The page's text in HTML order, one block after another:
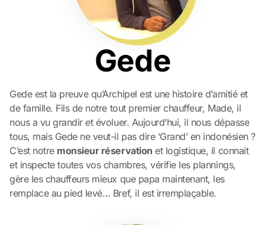
Gede
Gede est la preuve qu’Archipel est une histoire d’amitié et
de famille. Fils de notre tout premier chauffeur, Made, il
nous a vu grandir et évoluer. Aujourd’hui, il nous dépasse
tous, mais Gede ne veut-il pas dire ‘Grand’ en indonésien ?
C’est notre monsieur réservation et logistique, il connait
et inspecte toutes vos chambres, vérifie les plannings,
gère les chauffeurs mieux que papa maintenant, les
remplace au pied levé… Bref, il est irremplaçable.